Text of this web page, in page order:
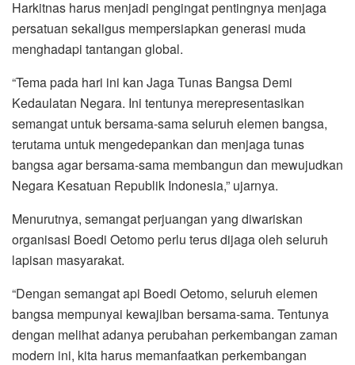
Harkitnas harus menjadi pengingat pentingnya menjaga
persatuan sekaligus mempersiapkan generasi muda
menghadapi tantangan global.
“Tema pada hari ini kan Jaga Tunas Bangsa Demi
Kedaulatan Negara. Ini tentunya merepresentasikan
semangat untuk bersama-sama seluruh elemen bangsa,
terutama untuk mengedepankan dan menjaga tunas
bangsa agar bersama-sama membangun dan mewujudkan
Negara Kesatuan Republik Indonesia,” ujarnya.
Menurutnya, semangat perjuangan yang diwariskan
organisasi Boedi Oetomo perlu terus dijaga oleh seluruh
lapisan masyarakat.
“Dengan semangat api Boedi Oetomo, seluruh elemen
bangsa mempunyai kewajiban bersama-sama. Tentunya
dengan melihat adanya perubahan perkembangan zaman
modern ini, kita harus memanfaatkan perkembangan